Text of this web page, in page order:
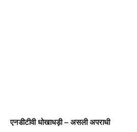
एनडीटीवीधोखाधड़ी – असलीअपराधी